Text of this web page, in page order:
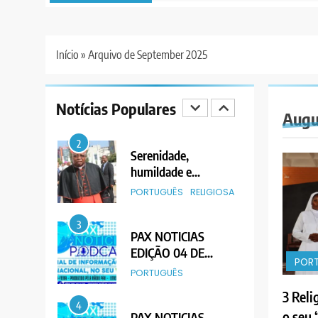
Início » Arquivo de September 2025
Notícias Populares
2
humildade e
integridade entre o
legado do Cardeal
PORTUGUÊS RELIGIOSA
3
PAX NOTICIAS
EDIÇÃO 04 DE
AGOSTO DE 2026
PORTUGUÊS
4
PAX NOTICIAS
EDIÇÃO 03 DE
AGOSTO DE 2026
PORTUGUÊS
5
3